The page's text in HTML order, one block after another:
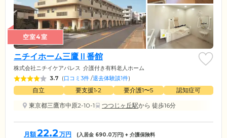
空室4室
ニチイホーム三鷹Ⅱ番館
株式会社ニチイケアパレス 介護付き有料老人ホーム
3.7 (口コミ3件 /退去体験談1件)
自立 要支援1•2 要介護1〜5
認知症可
東京都三鷹市中原2-10-1
つつじヶ丘駅から 徒歩16分
月額22.2 万円 (入居金 690.0万円) + 介護保険料